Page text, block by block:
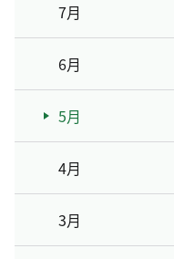
7月
6月
5月
4月
3月